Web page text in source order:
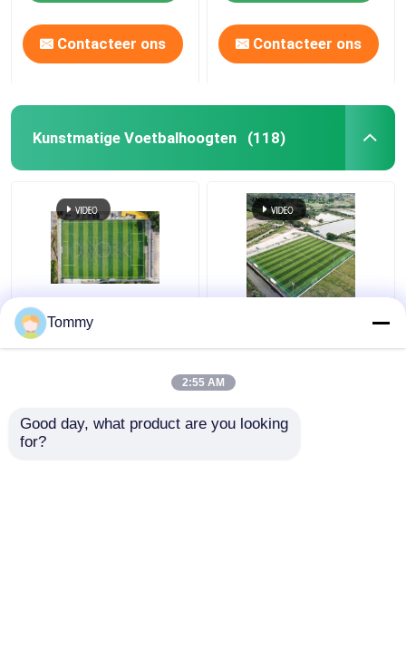
Contacteer ons Contacteer ons
Kunstmatige Voetbalhoogten (118)
Uitstekende
weerbestandheid
Tommy
2:55 AM
Good day, what product are you looking
for?